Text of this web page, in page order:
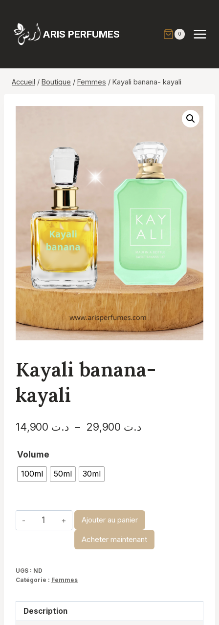
contenu
ARIS PERFUMES 0
Accueil / Boutique / Femmes / Kayali banana- kayali
Kayali banana-
kayali
د.ت – د.تPlage
Volume
100ml
50ml 30ml
quantité
de
kayali
Ajouter au panier
Acheter maintenant
UGS : ND
Catégorie : Femmes
Description